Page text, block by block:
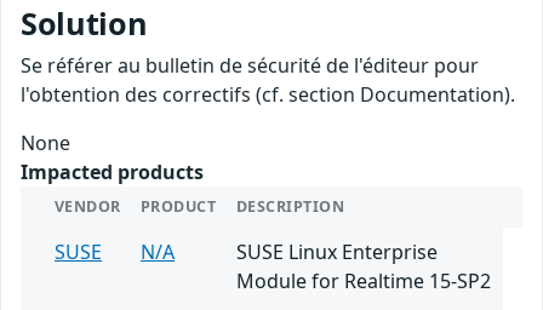
Solution
Se référer au bulletin de sécurité de l'éditeur pour
l'obtention des correctifs (cf. section Documentation).
None
Impacted products
VENDOR PRODUCT DESCRIPTION
SUSE N/A
SUSE Linux Enterprise
Module for Realtime 15-SP2